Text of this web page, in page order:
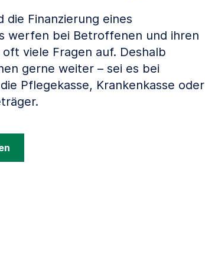
die Finanzierung eines
werfen bei Betroffenen und ihren
viele Fragen auf. Deshalb
gerne weiter – sei es bei
Pflegekasse, Krankenkasse oder